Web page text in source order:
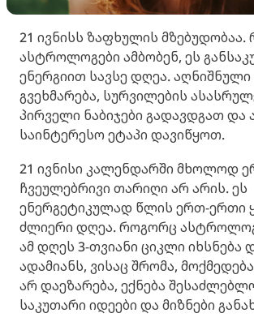
21 ივნისს ზაფხულის
ასტროლოგები ამბობენ, ეს
ენერგიით სავსე დღეა.
გვეხმარება, სურვილების
პირველი ნაბიჯები გადავდგათ და
საინტერესო ეტაპი დავიწყოთ.
21 ივნისი კალენდარში მხოლოდ
ჩვეულებრივი თარიღი არ არის. ეს
ენერგეტიკულად წლის ერთ-ერთი
ძლიერი დღეა. როგორც
ამ დღეს 3-თვიანი ციკლი იხსნება
ადამიანს, ვისაც შრომა,
არ დაეზარება, ექნება
საკუთარი იდეები და მიზნები